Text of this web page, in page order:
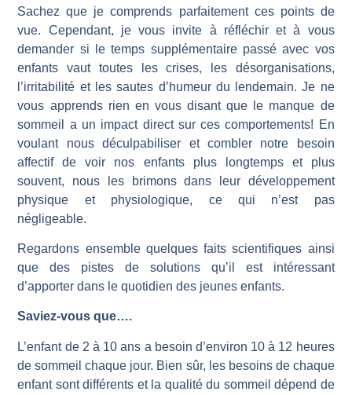
Sachez que je comprends parfaitement ces points de
vue. Cependant, je vous invite à réfléchir et à vous
demander si le temps supplémentaire passé avec vos
enfants vaut toutes les crises, les désorganisations,
l’irritabilité et les sautes d’humeur du lendemain. Je ne
vous apprends rien en vous disant que le manque de
sommeil a un impact direct sur ces comportements! En
voulant nous déculpabiliser et combler notre besoin
affectif de voir nos enfants plus longtemps et plus
souvent, nous les brimons dans leur développement
physique et physiologique, ce qui n’est pas
négligeable.
Regardons ensemble quelques faits scientifiques ainsi
que des pistes de solutions qu’il est intéressant
d’apporter dans le quotidien des jeunes enfants.
Saviez-vous que….
L’enfant de 2 à 10 ans a besoin d’environ 10 à 12 heures
de sommeil chaque jour. Bien sûr, les besoins de chaque
enfant sont différents et la qualité du sommeil dépend de